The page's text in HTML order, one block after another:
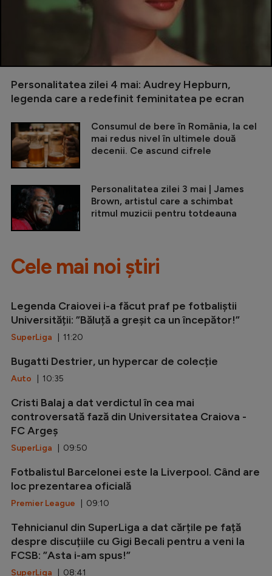
Personalitatea zilei 4 mai: Audrey Hepburn,
legenda care a redefinit feminitatea pe ecran
Consumul de bere în România, la cel
mai redus nivel în ultimele două
decenii. Ce ascund cifrele
Personalitatea zilei 3 mai | James
Brown, artistul care a schimbat
ritmul muzicii pentru totdeauna
Cele mai noi știri
Legenda Craiovei i-a făcut praf pe fotbaliștii
Universității: ”Băluță a greșit ca un începător!”
SuperLiga | 11:20
Bugatti Destrier, un hypercar de colecție
Auto | 10:35
Cristi Balaj a dat verdictul în cea mai
controversată fază din Universitatea Craiova -
FC Argeș
SuperLiga | 09:50
Fotbalistul Barcelonei este la Liverpool. Când are
loc prezentarea oficială
Premier League | 09:10
Tehnicianul din SuperLiga a dat cărțile pe față
despre discuțiile cu Gigi Becali pentru a veni la
FCSB: ”Asta i-am spus!”
SuperLiga | 08:41